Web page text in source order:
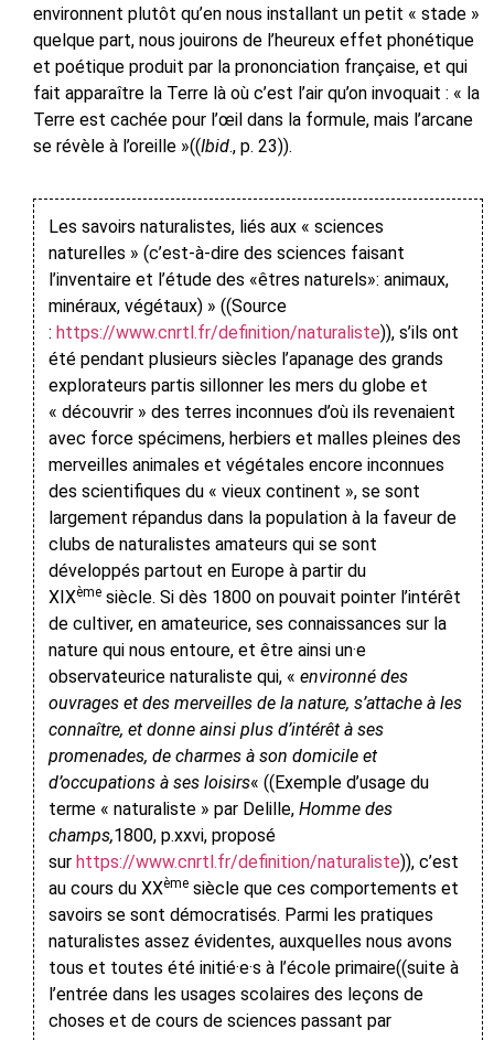
environnent plutôt qu’en nous installant un petit « stade »
quelque part, nous jouirons de l’heureux effet phonétique
et poétique produit par la prononciation française, et qui
fait apparaître la Terre là où c’est l’air qu’on invoquait : « la
Terre est cachée pour l’œil dans la formule, mais l’arcane
se révèle à l’oreille »((Ibid., p. 23)).
Les savoirs naturalistes, liés aux « sciences
naturelles » (c’est-à-dire des sciences faisant
l’inventaire et l’étude des «êtres naturels»: animaux,
minéraux, végétaux) » ((Source
: https://www.cnrtl.fr/definition/naturaliste)), s’ils ont
été pendant plusieurs siècles l’apanage des grands
explorateurs partis sillonner les mers du globe et
« découvrir » des terres inconnues d’où ils revenaient
avec force spécimens, herbiers et malles pleines des
merveilles animales et végétales encore inconnues
des scientifiques du « vieux continent », se sont
largement répandus dans la population à la faveur de
clubs de naturalistes amateurs qui se sont
développés partout en Europe à partir du
XIXème siècle. Si dès 1800 on pouvait pointer l’intérêt
de cultiver, en amateurice, ses connaissances sur la
nature qui nous entoure, et être ainsi un·e
observateurice naturaliste qui, « environné des
ouvrages et des merveilles de la nature, s’attache à les
connaître, et donne ainsi plus d’intérêt à ses
promenades, de charmes à son domicile et
d’occupations à ses loisirs« ((Exemple d’usage du
terme « naturaliste » par Delille, Homme des
champs,1800, p.xxvi, proposé
sur https://www.cnrtl.fr/definition/naturaliste)), c’est
au cours du XXème siècle que ces comportements et
savoirs se sont démocratisés. Parmi les pratiques
naturalistes assez évidentes, auxquelles nous avons
tous et toutes été initié·e·s à l’école primaire((suite à
l’entrée dans les usages scolaires des leçons de
choses et de cours de sciences passant par